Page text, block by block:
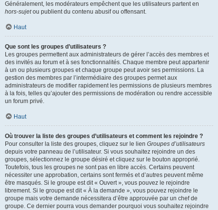
Généralement, les modérateurs empêchent que les utilisateurs partent en
hors-sujetou publient du contenu abusif ou offensant.
Haut
Que sont les groupes d’utilisateurs ?
Les groupes permettent aux administrateurs de gérer l’accès des membres et
des invités au forum et à ses fonctionnalités. Chaque membre peut appartenir
à un ou plusieurs groupes et chaque groupe peut avoir ses permissions. La
gestion des membres par l’intermédiaire des groupes permet aux
administrateurs de modifier rapidement les permissions de plusieurs membres
à la fois, telles qu’ajouter des permissions de modération ou rendre accessible
un forum privé.
Haut
Où trouver la liste des groupes d’utilisateurs et comment les rejoindre ?
Pour consulter la liste des groupes, cliquez sur le lien Groupes d’utilisateurs
depuis votre panneau de l’utilisateur. Si vous souhaitez rejoindre un des
groupes, sélectionnez le groupe désiré et cliquez sur le bouton approprié.
Toutefois, tous les groupes ne sont pas en libre accès. Certains peuvent
nécessiter une approbation, certains sont fermés et d’autres peuvent même
être masqués. Si le groupe est dit « Ouvert », vous pouvez le rejoindre
librement. Si le groupe est dit « À la demande », vous pouvez rejoindre le
groupe mais votre demande nécessitera d’être approuvée par un chef de
groupe. Ce dernier pourra vous demander pourquoi vous souhaitez rejoindre